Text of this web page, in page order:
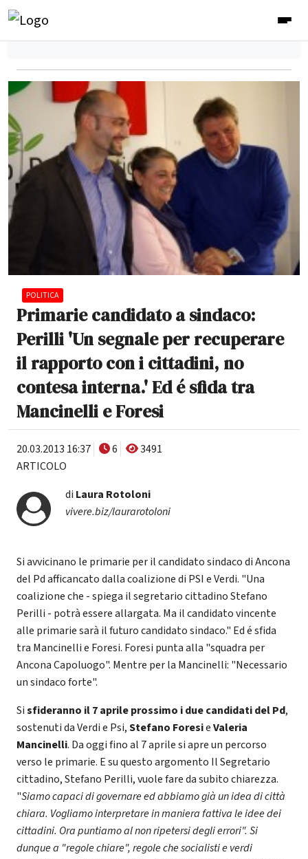
POLITICA
Primarie candidato a sindaco:
Perilli 'Un segnale per recuperare
il rapporto con i cittadini, no
contesa interna.' Ed é sfida tra
Mancinelli e Foresi
20.03.2013 16:37 6
3491
ARTICOLO
di Laura Rotoloni
vivere.biz/laurarotoloni
Si avvicinano le primarie per il candidato sindaco di Ancona
del Pd afficancato dalla coalizione di PSI e Verdi. "Una
coalizione che - spiega il segretario cittadino Stefano
Perilli - potrà essere allargata. Ma il candidato vincente
alle primarie sarà il futuro candidato sindaco." Ed é sfida
tra Mancinelli e Foresi. Foresi punta alla "squadra per
Ancona Capoluogo". Mentre per la Mancinelli: "Necessario
un sindaco forte".
Sisfideranno il 7 aprile prossimo i due candidati del Pd,
sostenuti da Verdi e Psi,Stefano ForesieValeria
Mancinelli. Da oggi fino al 7 aprile si apre un percorso
verso le primarie. E su questo argomento Il Segretario
cittadino, Stefano Perilli, vuole fare da subito chiarezza.
"Siamo capaci di governare ed abbiamo già un idea di città
chiara. Vogliamo interpretare in maniera fattiva le idee dei
cittadini. Ora puntiamo al non ripetersi degli errori". Si
dunque a "regole chiare", regole che socialisti e verdi